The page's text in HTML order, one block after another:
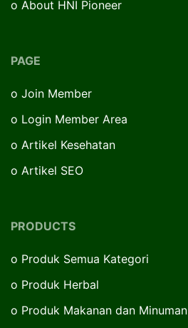
o About HNI Pioneer
PAGE
o Join Member
o Login Member Area
o Artikel Kesehatan
o Artikel SEO
PRODUCTS
o Produk Semua Kategori
o Produk Herbal
o Produk Makanan dan Minuman